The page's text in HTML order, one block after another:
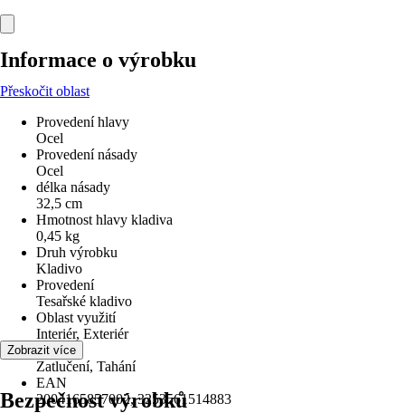
Informace o výrobku
Přeskočit oblast
Provedení hlavy
Ocel
Provedení násady
Ocel
délka násady
32,5 cm
Hmotnost hlavy kladiva
0,45 kg
Druh výrobku
Kladivo
Provedení
Tesařské kladivo
Oblast využití
Interiér, Exteriér
Využití
Zatlučení, Tahání
EAN
2004165857002, 3253561514883
Zobrazit více
Bezpečnost výrobků